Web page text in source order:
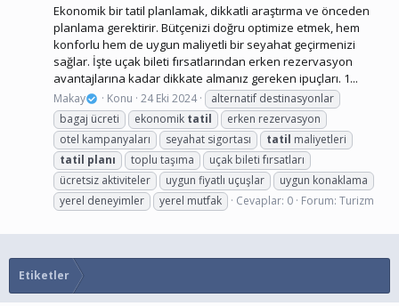
Ekonomik bir tatil planlamak, dikkatli araştırma ve önceden
planlama gerektirir. Bütçenizi doğru optimize etmek, hem
konforlu hem de uygun maliyetli bir seyahat geçirmenizi
sağlar. İşte uçak bileti fırsatlarından erken rezervasyon
avantajlarına kadar dikkate almanız gereken ipuçları. 1...
Makay Konu 24 Eki 2024
alternatif destinasyonlar
bagaj ücreti
ekonomik tatil
erken rezervasyon
otel kampanyaları
seyahat sigortası tatil maliyetleri
tatil planı toplu taşıma
uçak bileti fırsatları
ücretsiz aktiviteler
uygun fiyatlı uçuşlar
uygun konaklama
yerel deneyimler
yerel mutfak Cevaplar: 0 Forum: Turizm
Etiketler